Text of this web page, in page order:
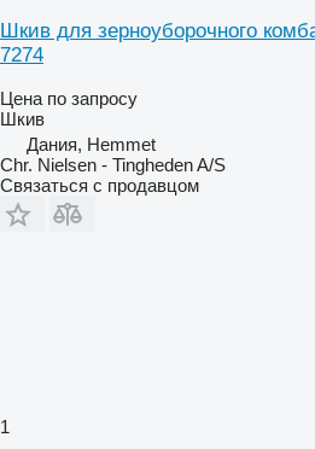
Шкив для зерноуборочного
7274
Цена по запросу
Шкив
Дания, Hemmet
Chr. Nielsen - Tingheden A/S
Связаться с продавцом
1